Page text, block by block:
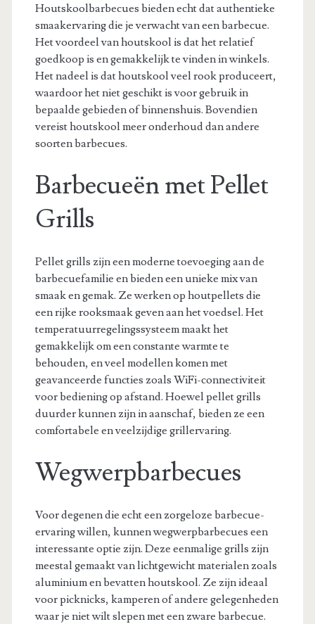
Houtskoolbarbecues bieden echt dat authentieke
smaakervaring die je verwacht van een barbecue.
Het voordeel van houtskool is dat het relatief
goedkoop is en gemakkelijk te vinden in winkels.
Het nadeel is dat houtskool veel rook produceert,
waardoor het niet geschikt is voor gebruik in
bepaalde gebieden of binnenshuis. Bovendien
vereist houtskool meer onderhoud dan andere
soorten barbecues.
Barbecueën met Pellet
Grills
Pellet grills zijn een moderne toevoeging aan de
barbecuefamilie en bieden een unieke mix van
smaak en gemak. Ze werken op houtpellets die
een rijke rooksmaak geven aan het voedsel. Het
temperatuurregelingssysteem maakt het
gemakkelijk om een constante warmte te
behouden, en veel modellen komen met
geavanceerde functies zoals WiFi-connectiviteit
voor bediening op afstand. Hoewel pellet grills
duurder kunnen zijn in aanschaf, bieden ze een
comfortabele en veelzijdige grillervaring.
Wegwerpbarbecues
Voor degenen die echt een zorgeloze barbecue-
ervaring willen, kunnen wegwerpbarbecues een
interessante optie zijn. Deze eenmalige grills zijn
meestal gemaakt van lichtgewicht materialen zoals
aluminium en bevatten houtskool. Ze zijn ideaal
voor picknicks, kamperen of andere gelegenheden
waar je niet wilt slepen met een zware barbecue.